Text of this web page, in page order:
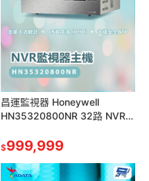
昌運監視器 Honeywell
HN35320800NR 32路 NVR監
$999,999